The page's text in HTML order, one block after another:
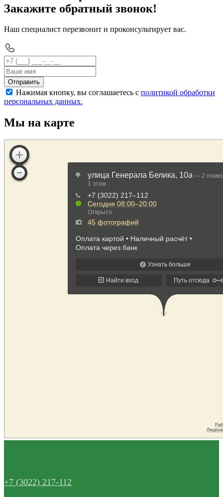
Закажите обратный звонок!
Наш специалист перезвонит и проконсультирует вас.
Отправить
Нажимая кнопку, вы соглашаетесь с политикой обработки
персональных данных.
Мы на карте
+7 (3022) 217-112